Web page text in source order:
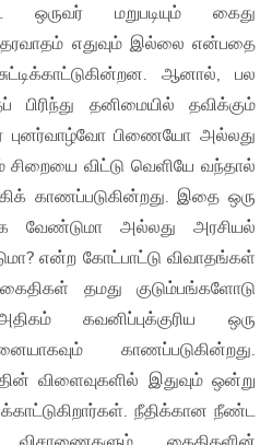
ஒருவர் மறுபடியும் கைது
எதுவும் இல்லை என்பதை
ஆனால், பல
தனிமையில் தவிக்கும்
புனர்வாழ்வோ பிணையோ அல்லது
சிறையை விட்டு வெளியே வந்தால்
காணப்படுகின்றது. இதை ஒரு
வேண்டுமா அல்லது அரசியல்
என்ற கோட்பாட்டு விவாதங்கள்
தமது குடும்பங்களோடு
கவனிப்புக்குரிய ஒரு
காணப்படுகின்றது.
விளைவுகளில் இதுவும் ஒன்று
நீதிக்கான நீண்ட